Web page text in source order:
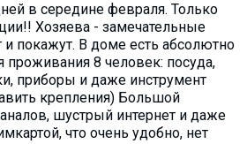
в середине февраля. Только
Хозяева - замечательные
покажут. В доме есть абсолютно
проживания 8 человек: посуда,
приборы и даже инструмент
крепления) Большой
шустрый интернет и даже
что очень удобно, нет